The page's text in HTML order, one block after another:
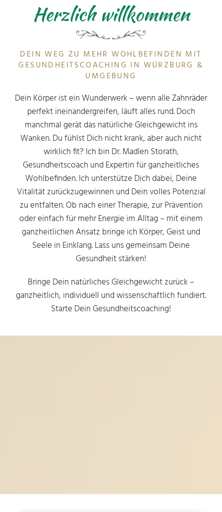
Herzlich willkommen
DEIN WEG ZU MEHR WOHLBEFINDEN MIT
GESUNDHEITSCOACHING IN WÜRZBURG &
UMGEBUNG
Dein Körper ist ein Wunderwerk – wenn alle Zahnräder
perfekt ineinandergreifen, läuft alles rund. Doch
manchmal gerät das natürliche Gleichgewicht ins
Wanken. Du fühlst Dich nicht krank, aber auch nicht
wirklich fit? Ich bin Dr. Madlen Storath,
Gesundheitscoach und Expertin für ganzheitliches
Wohlbefinden. Ich unterstütze Dich dabei, Deine
Vitalität zurückzugewinnen und Dein volles Potenzial
zu entfalten. Ob nach einer Therapie, zur Prävention
oder einfach für mehr Energie im Alltag – mit einem
ganzheitlichen Ansatz bringe ich Körper, Geist und
Seele in Einklang. Lass uns gemeinsam Deine
Gesundheit stärken!
Bringe Dein natürliches Gleichgewicht zurück –
ganzheitlich, individuell und wissenschaftlich fundiert.
Starte Dein Gesundheitscoaching!